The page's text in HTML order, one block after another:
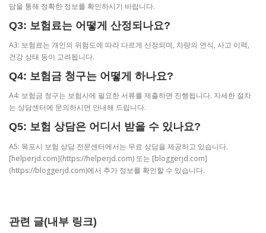
담을 통해 정확한 정보를 확인하시기 바랍니다.
Q3: 보험료는 어떻게 산정되나요?
A3: 보험료는 개인의 위험도에 따라 다르게 산정되며, 차량의 연식, 사고 이력,
건강 상태 등이 고려됩니다.
Q4: 보험금 청구는 어떻게 하나요?
A4: 보험금 청구는 보험사에 필요한 서류를 제출하면 진행됩니다. 자세한 절차
는 상담센터에 문의하시면 안내해 드립니다.
Q5: 보험 상담은 어디서 받을 수 있나요?
A5: 목포시 보험 상담 전문센터에서는 무료 상담을 제공하고 있습니다.
[helperjd.com](https://helperjd.com) 또는 [bloggerjd.com]
(https://bloggerjd.com)에서 추가 정보를 확인할 수 있습니다.
관련 글(내부 링크)